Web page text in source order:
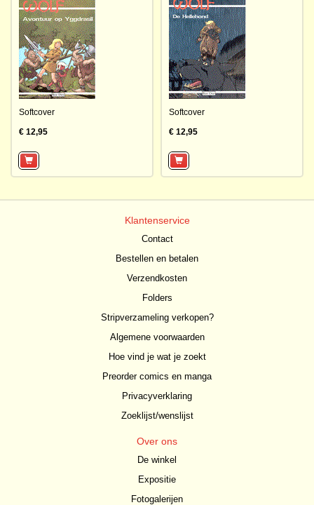
Softcover
€ 12,95
Softcover
€ 12,95
Klantenservice
Contact
Bestellen en betalen
Verzendkosten
Folders
Stripverzameling verkopen?
Algemene voorwaarden
Hoe vind je wat je zoekt
Preorder comics en manga
Privacyverklaring
Zoeklijst/wenslijst
Over ons
De winkel
Expositie
Fotogalerijen